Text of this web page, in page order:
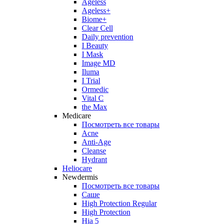
Ageless
Ageless+
Biome+
Clear Cell
Daily prevention
I Beauty
I Mask
Image MD
Iluma
I Trial
Ormedic
Vital C
the Max
Medicare
Посмотреть все товары
Acne
Anti‑Age
Cleanse
Hydrant
Heliocare
Newdermis
Посмотреть все товары
Саше
High Protection Regular
High Protection
Hia 5